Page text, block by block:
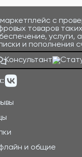
с
товаров
услуги,
и пополнения
Консультант
и общие